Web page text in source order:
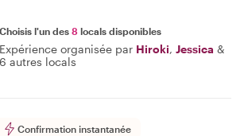
Choisis l'un des 8 locals disponibles
Expérience organisée par Hiroki, Jessica &
6 autres locals
Confirmation instantanée